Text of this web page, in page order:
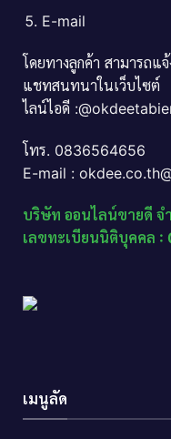
E-mail
โดยทางลูกค้า สามารถแ
แชทสนทนาในเว็บไซต์
ไลน์ไอดี
โทร. 0836564656
E-mail :
บริษัท ออนไลน์ขายดี จ
เลขทะเบียนนิติบุคคล
เมนูลัด